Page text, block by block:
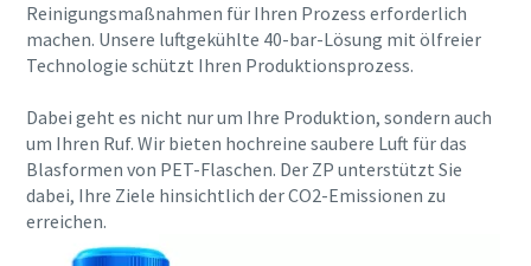
Alles, was Sie über Ihren pneumatischen
Entdecken Sie, wie Sie einen effizienteren pneumatischen
Reinigungsmaßnahmen für Ihren Prozess erforderlich
machen. Unsere luftgekühlte 40-bar-Lösung mit ölfreier
Technologie schützt Ihren Produktionsprozess.
Dabei geht es nicht nur um Ihre Produktion, sondern auch
um Ihren Ruf. Wir bieten hochreine saubere Luft für das
Blasformen von PET-Flaschen. Der ZP unterstützt Sie
dabei, Ihre Ziele hinsichtlich der CO2-Emissionen zu
erreichen.
FriendlyCaptcha ⇗